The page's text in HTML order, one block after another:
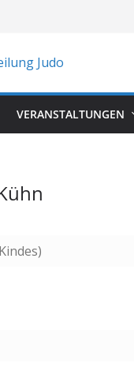
VERANSTALTUNGEN